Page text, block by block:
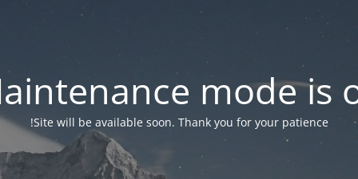
mode is
Site will be available soon. Thank you for your patience!